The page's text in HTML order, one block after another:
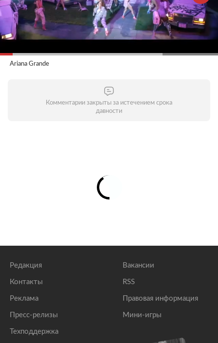
Ariana Grande
Комментарии закрыты за истечением срока
давности
Редакция
Контакты
Реклама
Пресс-релизы
Техподдержка
Вакансии
RSS
Правовая информация
Мини-игры